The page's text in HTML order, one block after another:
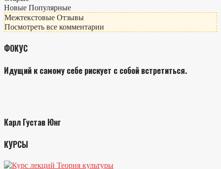
Новые Популярные
Межтекстовые Отзывы
Посмотреть все комментарии
ФОКУС
Идущий к самому себе рискует с собой встретиться.
Карл Густав Юнг
КУРСЫ